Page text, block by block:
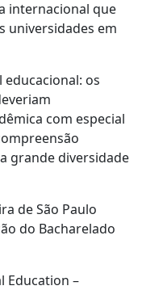
internacional que
universidades em
educacional: os
com especial
grande diversidade
de São Paulo
do Bacharelado
Education –